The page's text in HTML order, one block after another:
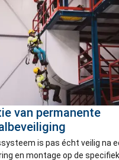
van permanente
is pas écht veilig na
en montage op de